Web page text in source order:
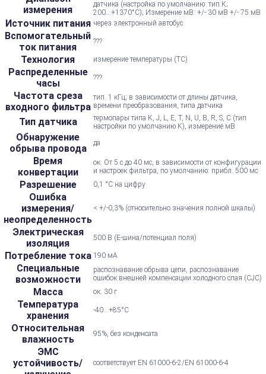
измерения
датчика (настройка по умолчанию: тип К;
200...+1370°С); Измерение мВ: +/- 30 мВ +/- 75 мВ
Источник питания через электронный автобус
Вспомогательный
ток питания
???
Технология измерение температуры (ТС)
Распределенные
часы
???
Частота среза
входного фильтра
тип. 1 кГц; в зависимости от длины датчика,
времени преобразования, типа датчика
Тип датчика
термопары типа K, J, L, E, T, N, U, B, R, S, C (тип
настройки по умолчанию K), измерение мВ
Обнаружение
обрыва провода
да
Время
конвертации
ок. От 5 с до 40 мс, в зависимости от конфигурации
и настроек фильтра, по умолчанию: прибл. 500 мс
Разрешение 0,1 °C на цифру
Ошибка
измерения/
неопределенность
< +/-0,3% (относительно значения полной шкалы)
Электрическая
изоляция
500 В (E-шина/потенциал поля)
Потребление тока 190 мА
Специальные
возможности
распознавание обрыва цепи, распознавание
ошибок внешней компенсации холодного спая (CJC)
Масса ок. 30 г
Температура
хранения
-40...+85°С
Относительная
влажность
95%, без конденсата
ЭМС
устойчивость/
соответствует EN 61000-6-2/EN 61000-6-4